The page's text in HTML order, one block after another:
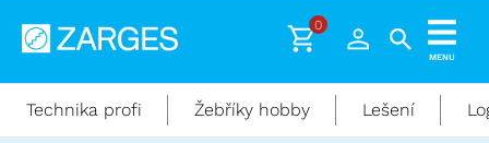
Technika
práci
0
MENU
Technika profi Žebříky hobby Lešení